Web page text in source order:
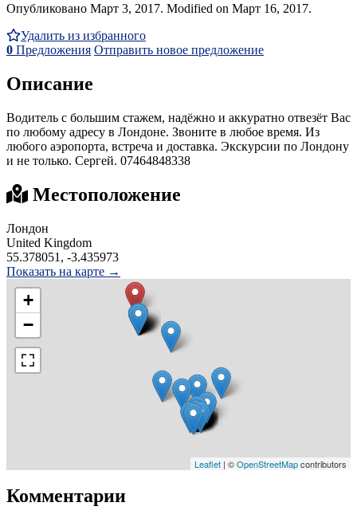
Опубликовано Март 3, 2017. Modified on Март 16, 2017.
Удалить из избранного
0 Предложения Отправить новое предложение
Описание
Водитель с большим стажем, надёжно и аккуратно отвезёт Вас
по любому адресу в Лондоне. Звоните в любое время. Из
любого аэропорта, встреча и доставка. Экскурсии по Лондону
и не только. Сергей. 07464848338
Местоположение
Лондон
United Kingdom
55.378051, -3.435973
Показать на карте →
+
−
Leaflet | ©OpenStreetMapcontributors
Комментарии